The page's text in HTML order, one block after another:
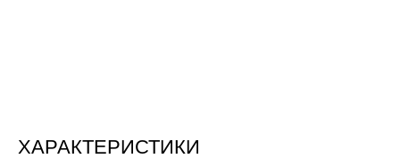
ХАРАКТЕРИСТИКИ